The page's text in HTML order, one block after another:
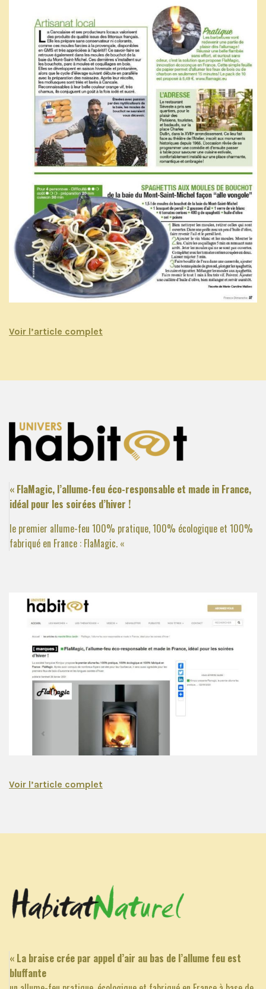
Voir l’article complet
« FlaMagic, l’allume-feu éco-responsable et made in France,
idéal pour les soirées d’hiver !
le premier allume-feu 100% pratique, 100% écologique et 100%
fabriqué en France : FlaMagic. «
Voir l’article complet
« La braise crée par appel d’air au bas de l’allume feu est
bluffante
site, nous supposerons que vous en êtes satisfait.